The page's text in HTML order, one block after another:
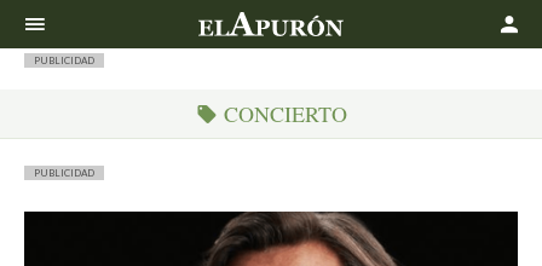
PUBLICIDAD
CONCIERTO
PUBLICIDAD